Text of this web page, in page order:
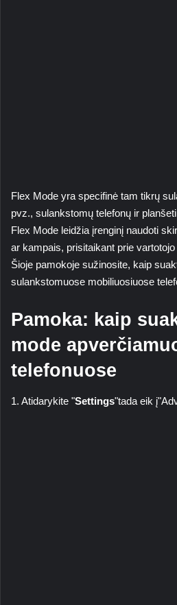
Flex Mode yra specifinė tam tikrų
pvz., sulankstomų telefonų ir
Flex Mode leidžia įrenginį naudoti
ar kampais, prisitaikant prie
Šioje pamokoje sužinosite, kaip
sulankstomuose mobiliuosiuose
Pamoka: kaip
mode
telefonuose
1. Atidarykite "Settings"tada eik į"